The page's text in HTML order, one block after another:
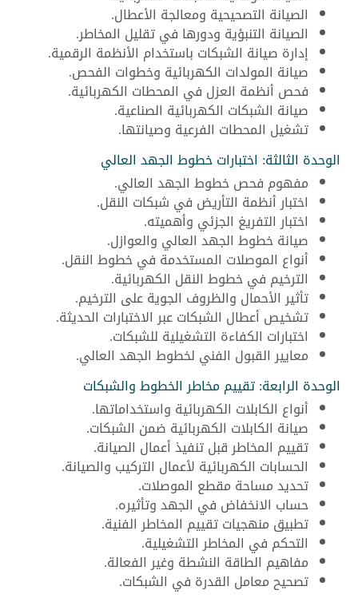
الصيانة التصحيحية ومعالجة الأعطال.
الصيانة التنبؤية ودورها في تقليل المخاطر.
إدارة صيانة الشبكات باستخدام الأنظمة الرقمية.
صيانة المولدات الكهربائية وخطوات الفحص.
فحص أنظمة العزل في المحطات الكهربائية.
صيانة الشبكات الكهربائية الصناعية.
تشغيل المحطات الفرعية وصيانتها.
الوحدة الثالثة: اختبارات خطوط الجهد العالي
مفهوم فحص خطوط الجهد العالي.
اختبار أنظمة التأريض في شبكات النقل.
اختبار التفريغ الجزئي وأهميته.
صيانة خطوط الجهد العالي والعوازل.
أنواع الموصلات المستخدمة في خطوط النقل.
الترخيم في خطوط النقل الكهربائية.
تأثير الأحمال والظروف الجوية على الترخيم.
تشخيص أعطال الشبكات عبر الاختبارات الحديثة.
اختبارات الكفاءة التشغيلية للشبكات.
معايير القبول الفني لخطوط الجهد العالي.
الوحدة الرابعة: تقييم مخاطر الخطوط والشبكات
أنواع الكابلات الكهربائية واستخداماتها.
صيانة الكابلات الكهربائية ضمن الشبكات.
تقييم المخاطر قبل تنفيذ أعمال الصيانة.
الحسابات الكهربائية لأعمال التركيب والصيانة.
تحديد مساحة مقطع الموصلات.
حساب الانخفاض في الجهد وتأثيره.
تطبيق منهجيات تقييم المخاطر الفنية.
التحكم في المخاطر التشغيلية.
مفاهيم الطاقة النشطة وغير الفعالة.
تصحيح معامل القدرة في الشبكات.